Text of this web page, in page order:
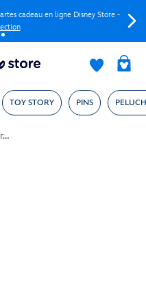
cadeau en ligne Disney Store -
TOY STORY PINS